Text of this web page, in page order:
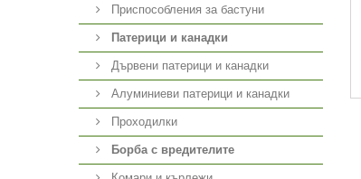
Приспособления за бастуни
Патерици и канадки
Дървени патерици и канадки
Алуминиеви патерици и канадки
Проходилки
Борба с вредителите